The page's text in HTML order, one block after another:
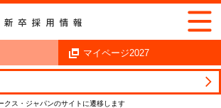
マイページ2027